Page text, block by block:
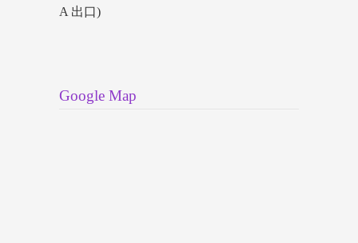
A 出口)
Google Map